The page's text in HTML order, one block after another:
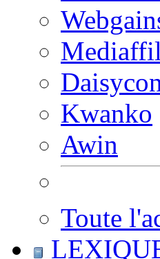
Kwanko
Awin
Toute